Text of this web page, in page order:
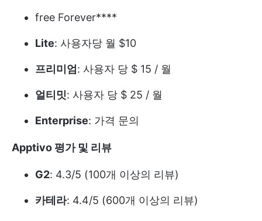
free Forever****
Lite: 사용자당 월 $10
프리미엄 : 사용자 당 $ 15 / 월
얼티밋: 사용자 당 $ 25 / 월
Enterprise: 가격 문의
Apptivo 평가 및 리뷰
G2: 4.3/5 (100개 이상의 리뷰)
카테라: 4.4/5 (600개 이상의 리뷰)